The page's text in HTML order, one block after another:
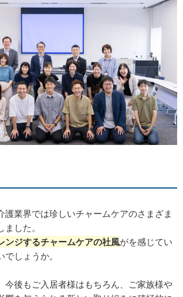
護業界では珍しいチャームケアのさまざま
した。
ンジするチャームケアの社風がを感じてい
しょうか。
今後もご入居者様はもちろん、ご家族様や